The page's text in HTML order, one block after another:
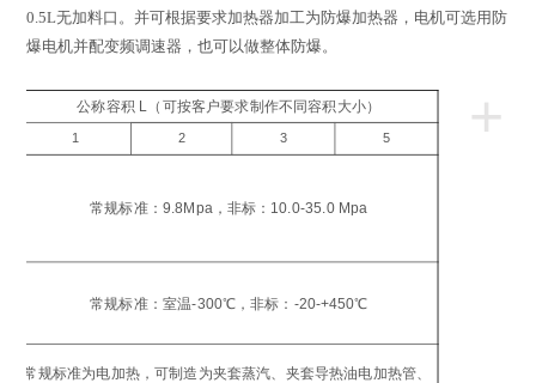
0.5L无加料口。并可根据要求加热器加工为防爆加热器，电机可选用防
爆电机并配变频调速器，也可以做整体防爆。
+
公称容积 L（可按客户要求制作不同容积大小）
1 2 3 5
常规标准：9.8Mpa，非标：10.0-35.0 Mpa
常规标准：室温-300℃，非标：-20-+450℃
常规标准为电加热，可制造为夹套蒸汽、夹套导热油电加热管、